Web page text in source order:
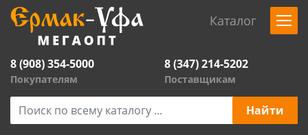
Каталог
8 (908) 354-5000
Покупателям
8 (347) 214-5202
Поставщикам